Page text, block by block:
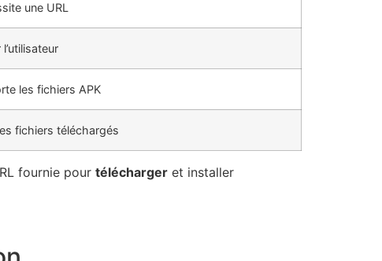
une URL
les fichiers APK
fichiers téléchargés
fournie pour télécharger et installer